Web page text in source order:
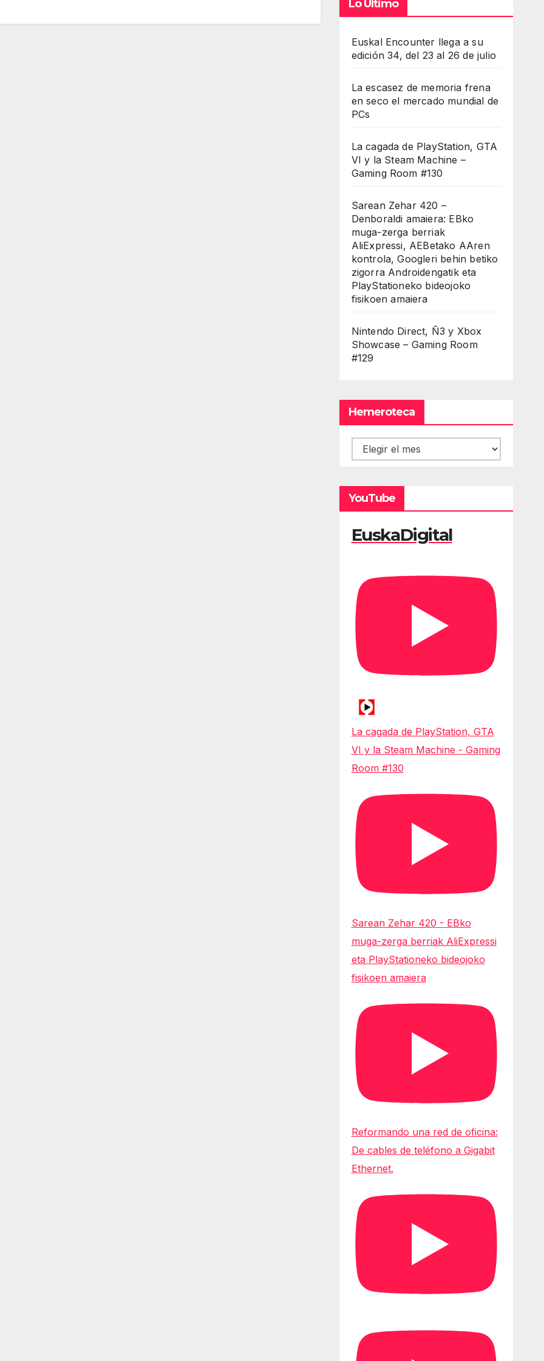
Lo Último
Euskal Encounter llega a su
edición 34, del 23 al 26 de julio
La escasez de memoria frena
en seco el mercado mundial de
PCs
La cagada de PlayStation, GTA
VI y la Steam Machine –
Gaming Room #130
Sarean Zehar 420 –
Denboraldi amaiera: EBko
muga-zerga berriak
AliExpressi, AEBetako AAren
kontrola, Googleri behin betiko
zigorra Androidengatik eta
PlayStationeko bideojoko
fisikoen amaiera
Nintendo Direct, Ñ3 y Xbox
Showcase – Gaming Room
#129
Hemeroteca
Hemeroteca
YouTube
EuskaDigital
La cagada de PlayStation, GTA
VI y la Steam Machine - Gaming
Room #130
Sarean Zehar 420 - EBko
muga-zerga berriak AliExpressi
eta PlayStationeko bideojoko
fisikoen amaiera
Reformando una red de oficina:
De cables de teléfono a Gigabit
Ethernet.